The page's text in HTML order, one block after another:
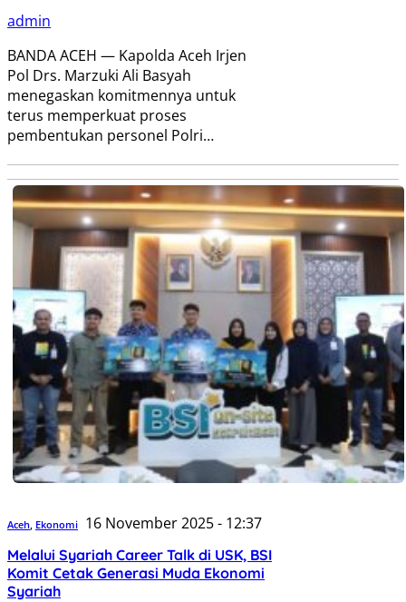
admin
BANDA ACEH — Kapolda Aceh Irjen
Pol Drs. Marzuki Ali Basyah
menegaskan komitmennya untuk
terus memperkuat proses
pembentukan personel Polri…
Aceh, Ekonomi 16 November 2025 - 12:37
Melalui Syariah Career Talk di USK, BSI
Komit Cetak Generasi Muda Ekonomi
Syariah